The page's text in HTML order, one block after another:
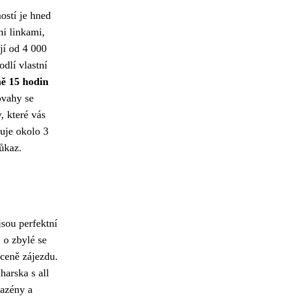
je hned
linkami,
od 4 000
vlastní
15 hodin
se
které vás
okolo 3
perfektní
o zbylé se
zájezdu.
s all
a